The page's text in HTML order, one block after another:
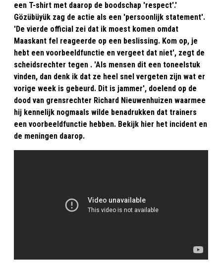
een T-shirt met daarop de boodschap 'respect'.'
Gözübüyük zag de actie als een 'persoonlijk statement'.
'De vierde official zei dat ik moest komen omdat
Maaskant fel reageerde op een beslissing. Kom op, je
hebt een voorbeeldfunctie en vergeet dat niet', zegt de
scheidsrechter tegen . 'Als mensen dit een toneelstuk
vinden, dan denk ik dat ze heel snel vergeten zijn wat er
vorige week is gebeurd. Dit is jammer', doelend op de
dood van grensrechter Richard Nieuwenhuizen waarmee
hij kennelijk nogmaals wilde benadrukken dat trainers
een voorbeeldfunctie hebben. Bekijk hier het incident en
de meningen daarop.